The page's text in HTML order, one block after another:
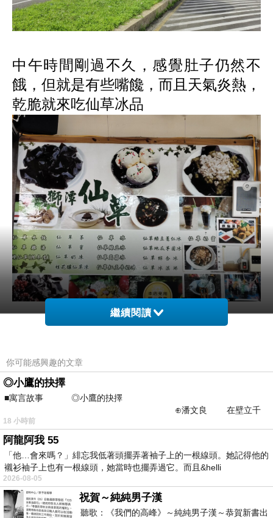
中午時間剛過不久，感覺肚子仍然不
餓，但就是有些嘴饞，而且天氣炎熱，
乾脆就來吃仙草冰品
草綠豆薏仁冰
繼續閱讀
你可能感興趣的文章
◎小鷹的抉擇
■寓言故事 ◎小鷹的抉擇
⊕潘文良 在壁立千
仞的懸崖上，有一座遮天蔽
18 小時前
阿龍阿我 55
「他…會來嗎？」緋忘我低著頭擺弄著袖子上的一根線頭。她記得他的
襯衫袖子上也有一根線頭，她當時也擺弄過它。而且&helli
2026-08-05
祝賀～純純男子漢
聽歌：《我們的高峰》～純純男子漢～恭賀新書出